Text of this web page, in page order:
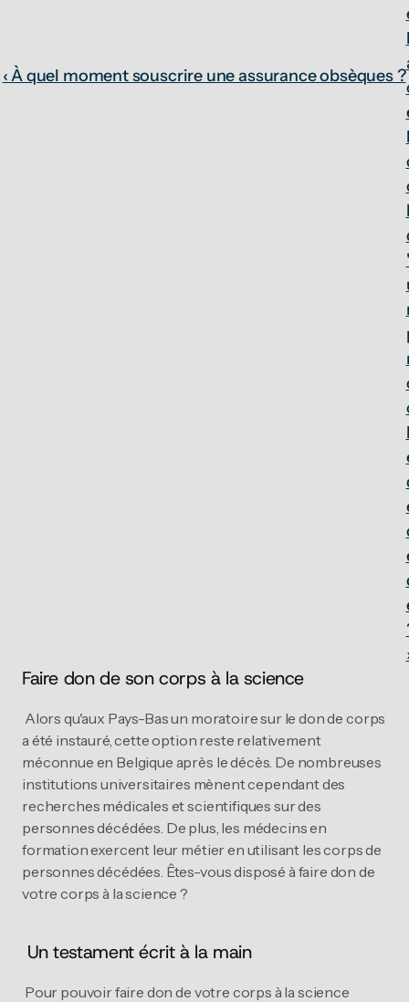
‹ À quel moment souscrire une assurance obsèques ?
'
Faire don de son corps à la science
a été instauré, cette option reste relativement
méconnue en Belgique après le décès. De nombreuses
institutions universitaires mènent cependant des
recherches médicales et scientifiques sur des
personnes décédées. De plus, les médecins en
formation exercent leur métier en utilisant les corps de
personnes décédées. Êtes-vous disposé à faire don de
votre corps à la science ?
Un testament écrit à la main